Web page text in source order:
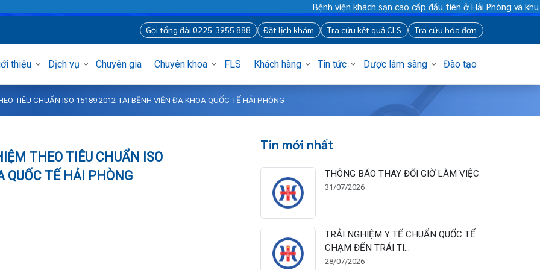
Bệnh viện khách sạn cao cấp đầu tiên ở Hải Phòng và khu vực
Gọi tổng đài 0225-3955 888 Đặt lịch khám Tra cứu kết quả CLS Tra cứu hóa đơn
Giới thiệu Dịch vụ Chuyên gia Chuyên khoa FLS Khách hàng Tin tức Dược lâm sàng
THEO TIÊU CHUẨN ISO 15189:2012 TẠI BỆNH VIỆN ĐA KHOA QUỐC TẾ HẢI PHÒNG
THEO TIÊU CHUẨN ISO
QUỐC TẾ HẢI PHÒNG
Tin mới nhất
THÔNG BÁO THAY ĐỔI GIỜ LÀM VIỆC
TRẢI NGHIỆM Y TẾ CHUẨN QUỐC TẾ
CHẠM ĐẾN TRÁI TI...